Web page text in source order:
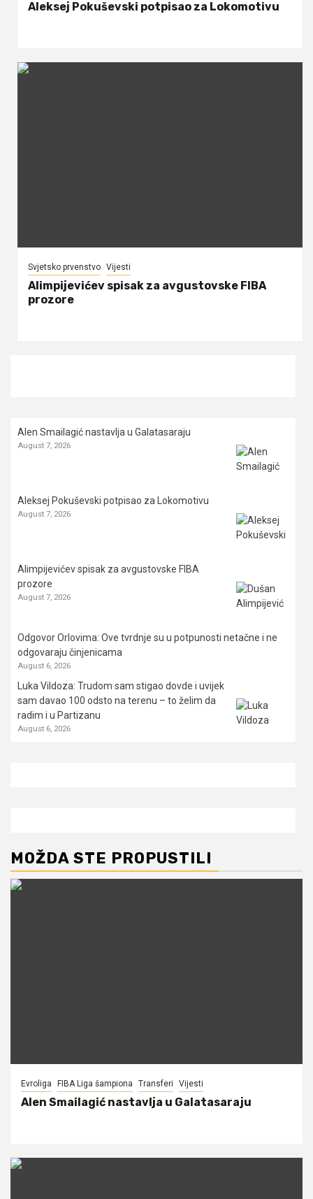
Aleksej Pokuševski potpisao za Lokomotivu
Svjetsko prvenstvo Vijesti
Alimpijevićev spisak za avgustovske FIBA
prozore
Alen Smailagić nastavlja u Galatasaraju
August 7, 2026
Aleksej Pokuševski potpisao za Lokomotivu
August 7, 2026
Alimpijevićev spisak za avgustovske FIBA
prozore
August 7, 2026
Odgovor Orlovima: ​Ove tvrdnje su u potpunosti netačne i ne
odgovaraju činjenicama
August 6, 2026
Luka Vildoza: Trudom sam stigao dovde i uvijek
sam davao 100 odsto na terenu – to želim da
radim i u Partizanu
August 6, 2026
MOŽDA STE PROPUSTILI
Evroliga FIBA Liga šampiona Transferi Vijesti
Alen Smailagić nastavlja u Galatasaraju